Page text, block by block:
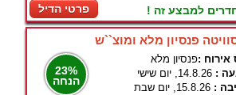
פרטי הדיל
פנסיון מלא ומוצ``ש
23%
הנחה
אירוח :פנסיון מלא
: 14.8.26, יום שישי
: 15.8.26, יום שבת